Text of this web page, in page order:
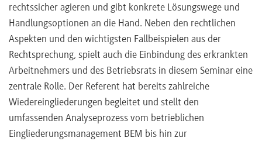
rechtssicher agieren und gibt konkrete Lösungswege und
Handlungsoptionen an die Hand. Neben den rechtlichen
Aspekten und den wichtigsten Fallbeispielen aus der
Rechtsprechung, spielt auch die Einbindung des erkrankten
Arbeitnehmers und des Betriebsrats in diesem Seminar eine
zentrale Rolle. Der Referent hat bereits zahlreiche
Wiedereingliederungen begleitet und stellt den
umfassenden Analyseprozess vom betrieblichen
Eingliederungsmanagement BEM bis hin zur